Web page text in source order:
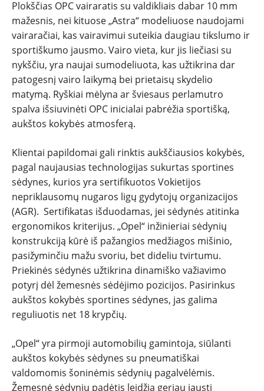
Plokščias OPC vairaratis su valdikliais dabar 10 mm
mažesnis, nei kituose „Astra“ modeliuose naudojami
vairaračiai, kas vairavimui suteikia daugiau tikslumo ir
sportiškumo jausmo. Vairo vieta, kur jis liečiasi su
nykščiu, yra naujai sumodeliuota, kas užtikrina dar
patogesnį vairo laikymą bei prietaisų skydelio
matymą. Ryškiai mėlyna ar šviesaus perlamutro
spalva išsiuvinėti OPC inicialai pabrėžia sportišką,
aukštos kokybės atmosferą.
Klientai papildomai gali rinktis aukščiausios kokybės,
pagal naujausias technologijas sukurtas sportines
sėdynes, kurios yra sertifikuotos Vokietijos
nepriklausomų nugaros ligų gydytojų organizacijos
(AGR). Sertifikatas išduodamas, jei sėdynės atitinka
ergonomikos kriterijus. „Opel“ inžinieriai sėdynių
konstrukciją kūrė iš pažangios medžiagos mišinio,
pasižyminčiu mažu svoriu, bet dideliu tvirtumu.
Priekinės sėdynės užtikrina dinamiško važiavimo
potyrį dėl žemesnės sėdėjimo pozicijos. Pasirinkus
aukštos kokybės sportines sėdynes, jas galima
reguliuotis net 18 krypčių.
„Opel“ yra pirmoji automobilių gamintoja, siūlanti
aukštos kokybės sėdynes su pneumatiškai
valdomomis šoninėmis sėdynių pagalvėlėmis.
Žemesnė sėdynių padėtis leidžia geriau jausti